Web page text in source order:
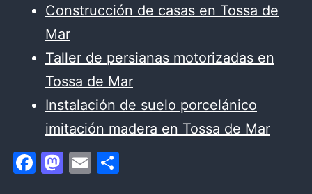
Construcción de casas en Tossa de
Mar
Taller de persianas motorizadas en
Tossa de Mar
Instalación de suelo porcelánico
imitación madera en Tossa de Mar
Facebook
Mastodon
Email